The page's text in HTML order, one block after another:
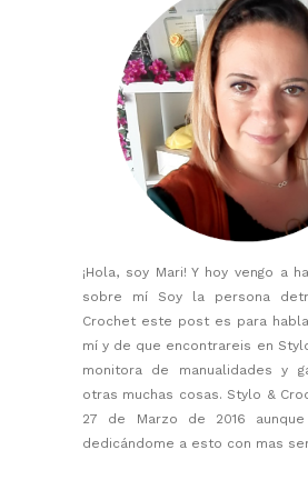
¡Hola, soy Mari! Y hoy vengo a
sobre mí Soy la persona
Crochet este post es para
mí y de que encontrareis en
monitora de manualidades y
otras muchas cosas. Stylo &
27 de Marzo de 2016
dedicándome a esto con mas